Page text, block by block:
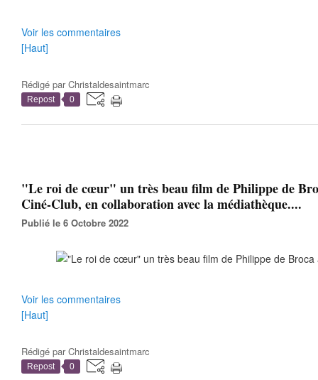
Voir les commentaires
[Haut]
Rédigé parChristaldesaintmarc
Repost 0
"Le roi de cœur" un très beau film de Philippe de
Ciné-Club, en collaboration avec la médiathèque....
Publié le 6 Octobre 2022
Voir les commentaires
[Haut]
Rédigé parChristaldesaintmarc
Repost 0